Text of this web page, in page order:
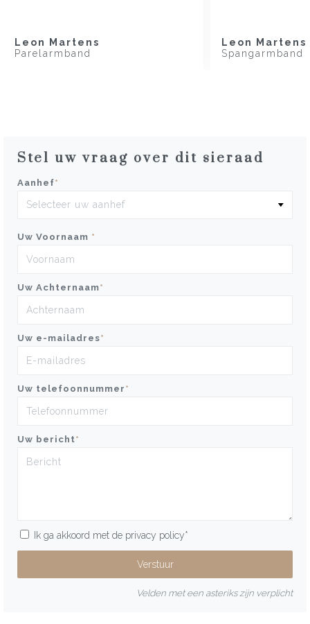
Leon Martens
Parelarmband
Leon Martens
Spangarmband
Stel uw vraag over dit sieraad
Aanhef*
Uw Voornaam *
Uw Achternaam*
Uw e-mailadres*
Uw telefoonnummer *
Uw bericht*
Ik ga akkoord met de privacy policy*
Velden met een asteriks zijn verplicht